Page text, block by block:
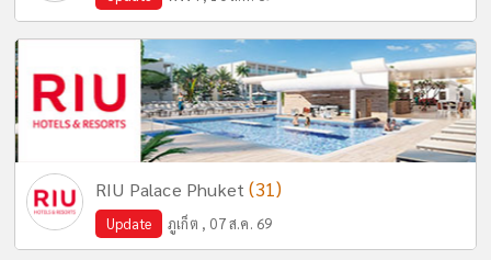
RIU Palace Phuket(31)
Update ภูเก็ต , 07 ส.ค. 69